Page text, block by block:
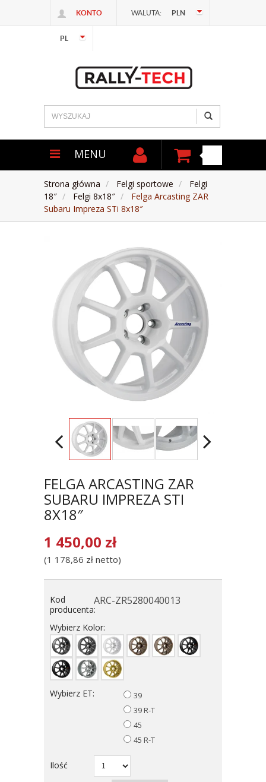
KONTO WALUTA: PLN
PL
MENU
Strona główna Felgi sportowe
Felgi
18″
Felgi 8x18″
Felga Arcasting ZAR
Subaru Impreza STi 8x18″
FELGA ARCASTING ZAR
SUBARU IMPREZA STI
8X18″
1 450,00 zł
(1 178,86 zł netto)
Kod
producenta:
ARC-ZR5280040013
Wybierz Kolor:
Wybierz ET:
39
39 R-T
45
45 R-T
Ilość